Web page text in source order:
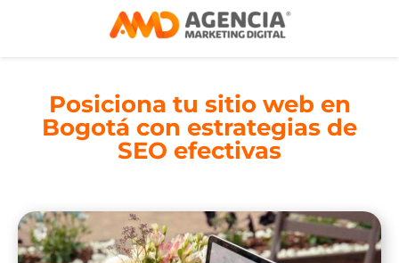
Posiciona tu sitio web en
Bogotá con estrategias de
SEO efectivas